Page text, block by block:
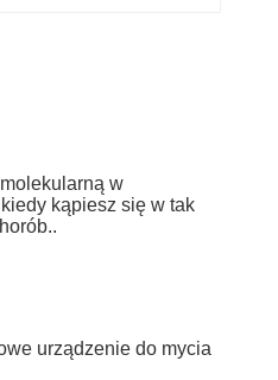
w
kąpiesz się w tak
urządzenie do mycia